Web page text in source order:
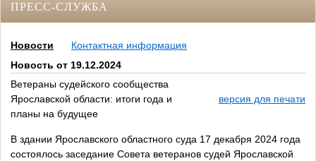
ПРЕСС-СЛУЖБА
Новости
Контактная информация
Новость от 19.12.2024
Ветераны судейского сообщества
Ярославской области: итоги года и
планы на будущее
версия для печати
В здании Ярославского областного суда 17 декабря 2024 года
состоялось заседание Совета ветеранов судей Ярославской